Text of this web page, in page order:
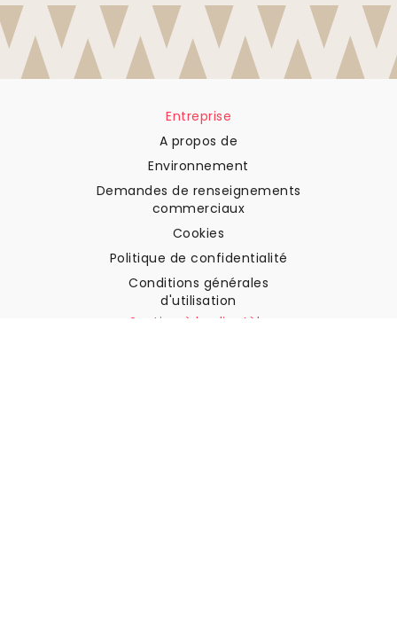
Entreprise
A propos de
Environnement
Demandes de renseignements
commerciaux
Cookies
Politique de confidentialité
Conditions générales
d'utilisation
Soutien à la clientèle